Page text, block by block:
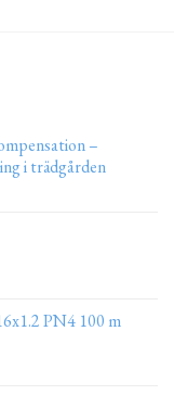
–
i trädgården
PN4 100 m